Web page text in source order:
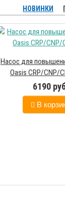
НОВИНКИ
Насос для
Oasis CRP/CNP/
6190
В